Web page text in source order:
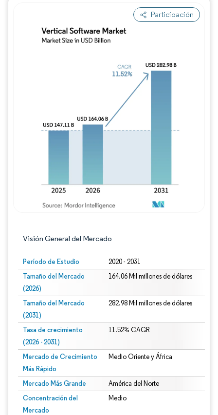
Participación
Visión General del Mercado
Período de Estudio 2020 - 2031
Tamaño del Mercado
(2026)
164.06 Mil millones de dólares
Tamaño del Mercado
(2031)
282.98 Mil millones de dólares
Tasa de crecimiento
(2026 - 2031)
11.52% CAGR
Mercado de Crecimiento
Más Rápido
Medio Oriente y África
Mercado Más Grande América del Norte
Concentración del
Mercado
Medio
Imagen © Mordor Intelligence. El uso